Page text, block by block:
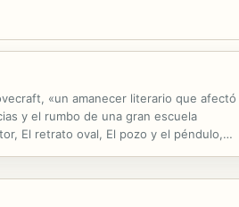
«un amanecer literario que afectó
y el rumbo de una gran escuela
El retrato oval, El pozo y el péndulo,